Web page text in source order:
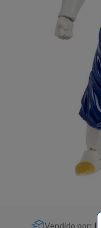
Vendido por: